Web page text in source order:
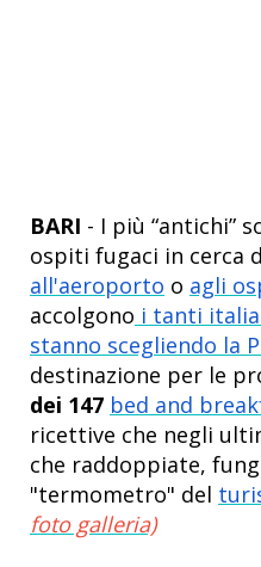
BARI - I più “antichi”
ospiti fugaci in cerca
all'aeroporto o agli
accolgono i tanti
stanno scegliendo la
destinazione per le
dei 147 bed and
ricettive che negli
che raddoppiate,
"termometro" del
foto galleria)